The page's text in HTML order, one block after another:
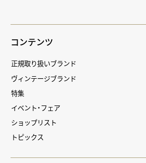
コンテンツ
正規取り扱いブランド
ヴィンテージブランド
特集
イベント・フェア
ショップリスト
トピックス